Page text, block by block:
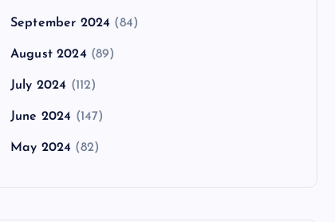
September 2024 (84)
August 2024 (89)
July 2024 (112)
June 2024 (147)
May 2024 (82)